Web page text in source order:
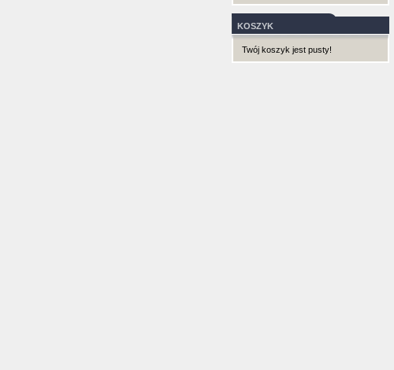
KOSZYK
Twój koszyk jest pusty!